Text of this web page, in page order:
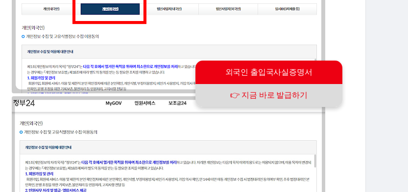
외국인 출입국사실증명서
👉 지금 바로 발급하기